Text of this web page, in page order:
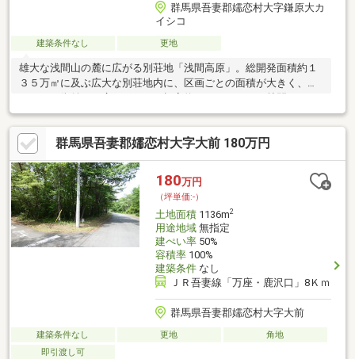
群馬県吾妻郡嬬恋村大字鎌原大カ
イシコ
建築条件なし 更地
雄大な浅間山の麓に広がる別荘地「浅間高原」。総開発面積約１
３５万㎡に及ぶ広大な別荘地内に、区画ごとの面積が大きく、ゆ
ぐ風は、カラッと乾き、真夏の気持ち良さは格別。清々しい避暑
を満喫できます。軽井沢はもちろん、草津・万座方面へのアクセ
スも良く、レクリエーション拠点としても魅力です。
群馬県吾妻郡嬬恋村大字大前 180万円
180万円
（坪単価:-）
土地面積1136m2
用途地域無指定
建ぺい率50%
容積率100%
建築条件なし
ＪＲ吾妻線「万座・鹿沢口」8Ｋｍ
群馬県吾妻郡嬬恋村大字大前
建築条件なし 更地
角地
即引渡し可